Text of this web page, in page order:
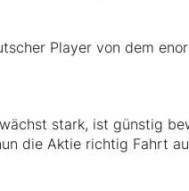
Player von dem
stark, ist günstig
die Aktie richtig Fahrt